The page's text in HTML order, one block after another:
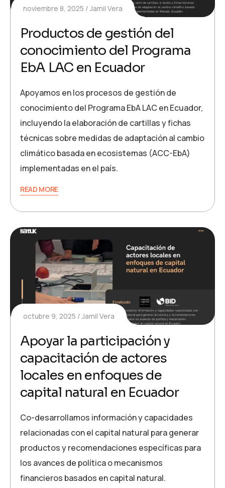
noviembre 8, 2025 Jamil Vera
Productos de gestión del
conocimiento del Programa
EbA LAC en Ecuador
Apoyamos en los procesos de gestión de
conocimiento del Programa EbA LAC en Ecuador,
incluyendo la elaboración de cartillas y fichas
técnicas sobre medidas de adaptación al cambio
climático basada en ecosistemas (ACC-EbA)
implementadas en el país.
READ MORE
octubre 9, 2025 Jamil Vera
Apoyar la participación y
capacitación de actores
locales en enfoques de
capital natural en Ecuador
Co-desarrollamos información y capacidades
relacionadas con el capital natural para generar
productos y recomendaciones específicas para
los avances de política o mecanismos
financieros basados en capital natural.